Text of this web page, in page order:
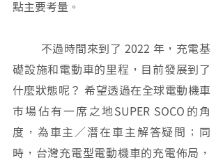
點主要考量。
礎設施和電動車的里程，目前發展到了
什麼狀態呢？ 希望透過在全球電動機車
市場佔有一席之地SUPER SOCO的角
度，為車主／潛在車主解答疑問；同
時，台灣充電型電動機車的充電佈局，